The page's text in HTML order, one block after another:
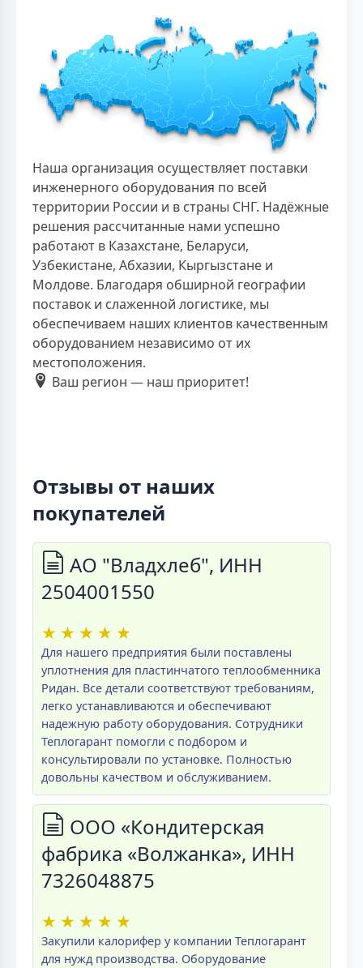
Наша организация осуществляет поставки
инженерного оборудования по всей
территории России и в страны СНГ. Надёжные
решения рассчитанные нами успешно
работают в Казахстане, Беларуси,
Узбекистане, Абхазии, Кыргызстане и
Молдове. Благодаря обширной географии
поставок и слаженной логистике, мы
обеспечиваем наших клиентов качественным
оборудованием независимо от их
местоположения.
Ваш регион — наш приоритет!
Отзывы от наших
покупателей
АО "Владхлеб", ИНН
2504001550
★ ★ ★ ★ ★
Для нашего предприятия были поставлены
уплотнения для пластинчатого теплообменника
Ридан. Все детали соответствуют требованиям,
легко устанавливаются и обеспечивают
надежную работу оборудования. Сотрудники
Теплогарант помогли с подбором и
консультировали по установке. Полностью
довольны качеством и обслуживанием.
ООО «Кондитерская
фабрика «Волжанка», ИНН
7326048875
★ ★ ★ ★ ★
Закупили калорифер у компании Теплогарант
для нужд производства. Оборудование